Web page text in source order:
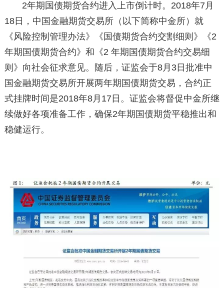
2年期国债期货合约进入上市倒计时。2018年7月
18日，中国金融期货交易所（以下简称中金所）就
《风险控制管理办法》《国债期货合约交割细则》《2
年期国债期货合约》和《2 年期国债期货合约交易细
则》向社会征求意见。随后，证监会于8月3日批准中
国金融期货交易所开展两年期国债期货交易，合约正
式挂牌时间是2018年8月17日。证监会将督促中金所继
续做好各项准备工作，确保2年期国债期货平稳推出和
稳健运行。